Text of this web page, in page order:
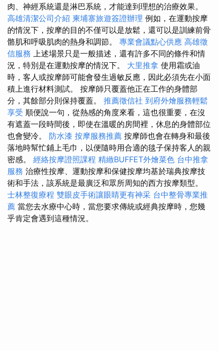
肉、神經系統還是淋巴系統，才能達到理想的治療效果。
高雄清潔公司介紹 柬埔寨旅遊簽證辦理 例如，在運動按摩
的情況下，按摩的目的不僅可以是放鬆，還可以是訓練前骨
骼肌和呼吸肌肉的熱身和調節。 專業會議點心供應 高雄徵
信服務 上述場景只是一般描述，還有許多不同的條件和情
況，特別是在運動按摩的情況下。 大里推拿 使用霜或油
時，客人或按摩師可能會發生過敏反應，因此必須先在小面
積上進行材料測試。 按摩師只覆蓋他正在工作的身體部
分，其餘部分則保持覆蓋。 推薦徵信社 到府外燴服務輕鬆
享受 順便說一句，從熱感的角度來看，這也很重要，在沒
有遮蓋一段時間後，即使在溫暖的房間裡，休息的身體部位
也會變冷。 防水漆 按摩服務推薦 按摩師也會在轉身和最後
落地時幫忙鋪上毛巾，以便隨時用合適的毯子保持客人的親
密感。 經絡按摩證照課程 精緻BUFFET外燴菜色 台中推拿
服務 治療性按摩、運動按摩和保健按摩均基於瑞典按摩技
術和手法，該系統是最廣泛和眾所周知的西方按摩類型。
士林整復療程 雙眼皮手術讓眼睛更有神采 台中整骨專業推
薦 當您去水療中心時，當您要求傳統或經典按摩時，您幾
乎肯定會遇到這種情況。